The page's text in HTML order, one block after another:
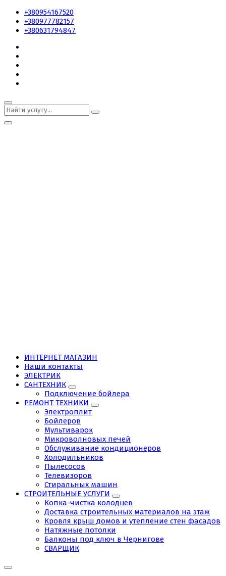
+380954167520
+380977782157
+380631794847
ИНТЕРНЕТ МАГАЗИН
Наши контакты
ЭЛЕКТРИК
САНТЕХНИК
Подключение бойлера
РЕМОНТ ТЕХНИКИ
Электроплит
Бойлеров
Мультиварок
Микроволновых печей
Обслуживание кондиционеров
Холодильников
Пылесосов
Телевизоров
Стиральных машин
СТРОИТЕЛЬНЫЕ УСЛУГИ
Копка-чистка колодцев
Доставка строительных материалов на этаж
Кровля крыш домов и утепление стен фасадов
Натяжные потолки
Балконы под ключ в Чернигове
СВАРЩИК